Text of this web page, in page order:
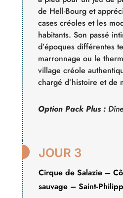
de Hell-Bourg et
cases créoles et les
habitants. Son passé
d’époques différentes
marronnage ou le
village créole
chargé d’histoire et de
Option Pack Plus :
 JOUR 3
Cirque de Salazie –
sauvage – Saint-